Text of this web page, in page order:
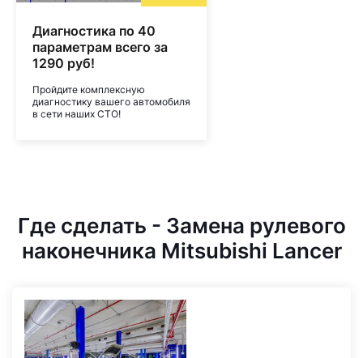
Диагностика по 40
параметрам всего за
1290 руб!
Пройдите комплексную
диагностику вашего автомобиля
в сети наших СТО!
Где сделать - Замена рулевого
наконечника Mitsubishi Lancer